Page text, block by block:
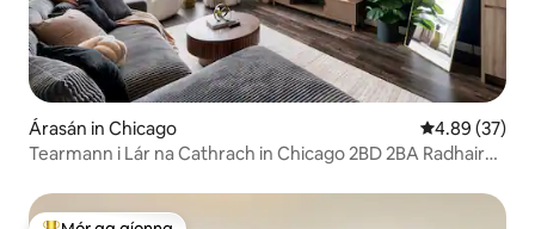
Árasán in Chicago Meánrátáil
4.89 (37)
Tearmann i Lár na Cathrach in Chicago 2BD 2BA Radhairc